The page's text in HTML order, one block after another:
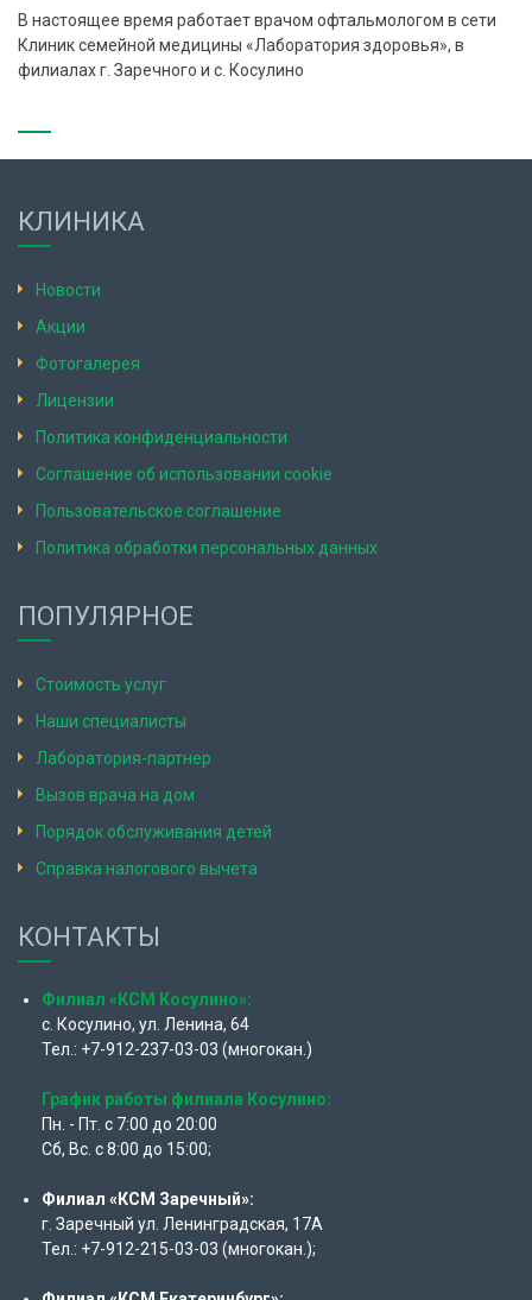
В настоящее время работает врачом офтальмологом в сети
Клиник семейной медицины «Лаборатория здоровья», в
филиалах г. Заречного и с. Косулино
КЛИНИКА
Новости
Акции
Фотогалерея
Лицензии
Политика конфиденциальности
Соглашение об использовании cookie
Пользовательское соглашение
Политика обработки персональных данных
ПОПУЛЯРНОЕ
Стоимость услуг
Наши специалисты
Лаборатория-партнер
Вызов врача на дом
Порядок обслуживания детей
Справка налогового вычета
КОНТАКТЫ
Филиал «КСМ Косулино»:
с. Косулино, ул. Ленина, 64
Тел.: +7-912-237-03-03 (многокан.)
График работы филиала Косулино:
Пн. - Пт. с 7:00 до 20:00
Сб, Вс. с 8:00 до 15:00;
Филиал «КСМ Заречный»:
г. Заречный ул. Ленинградская, 17А
Тел.: +7-912-215-03-03 (многокан.);